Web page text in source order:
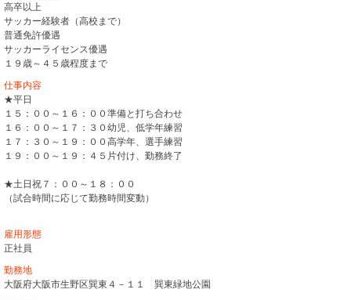
高卒以上
サッカー経験者（高校まで）
普通免許優遇
サッカーライセンス優遇
１９歳～４５歳程度まで
仕事内容
★平日
１５：００～１６：００準備と打ち合わせ
１６：００～１７：３０幼児、低学年練習
１７：３０～１９：００高学年、選手練習
１９：００～１９：４５片付け、勤務終了
★土日祝７：００～１８：００
（試合時間に応じて勤務時間変動）
雇用形態
正社員
勤務地
大阪府大阪市生野区巽東４－１１ 巽東緑地公園